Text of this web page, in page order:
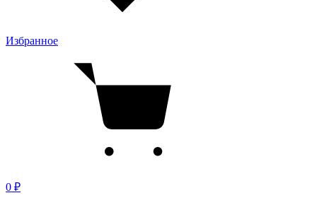
Избранное
0 ₽